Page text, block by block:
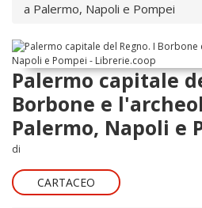
a Palermo, Napoli e Pompei
Palermo capitale
Borbone e
Palermo, Napoli e
di
CARTACEO